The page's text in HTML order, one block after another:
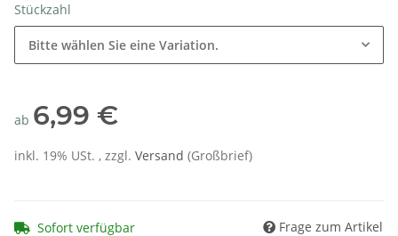
Stückzahl
Bitte wählen Sie eine Variation.
ab 6,99 €
inkl. 19% USt. , zzgl. Versand (Großbrief)
Sofort verfügbar Frage zum Artikel